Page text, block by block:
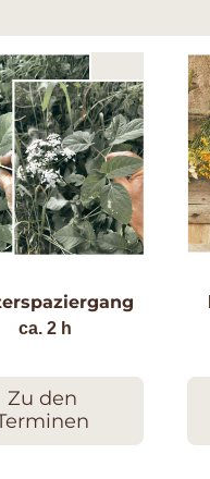
ca. 2 h
Zu den